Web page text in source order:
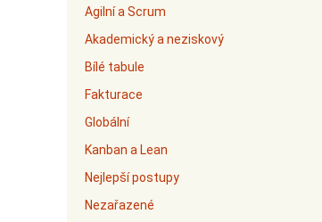
Agilní a Scrum
Akademický a neziskový
Bílé tabule
Fakturace
Globální
Kanban a Lean
Nejlepší postupy
Nezařazené